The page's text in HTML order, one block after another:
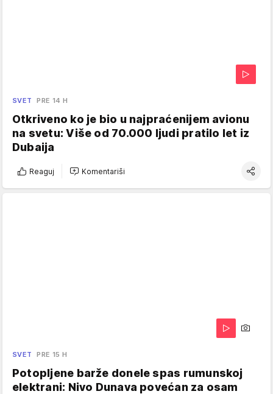
SVET PRE 14 H
Otkriveno ko je bio u najpraćenijem avionu
na svetu: Više od 70.000 ljudi pratilo let iz
Dubaija
Reaguj Komentariši
SVET PRE 15 H
Potopljene barže donele spas rumunskoj
elektrani: Nivo Dunava povećan za osam